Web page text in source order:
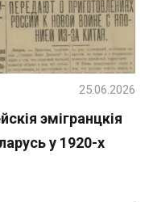
эмігранцкія
у 1920-х
25.06.2026